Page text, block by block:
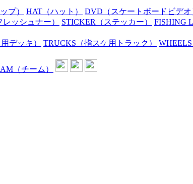
プ） HAT （ハット） DVD （スケートボードビデオ
レッシュナー） STICKER （ステッカー） FISHING
デッキ） TRUCKS （指スケ用トラック） WHEELS
（チーム）